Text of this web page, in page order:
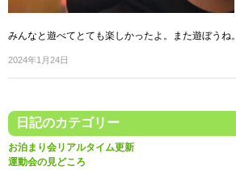
みんなと遊べてとても楽しかったよ。また遊ぼうね。
2024年1月24日
日記のカテゴリー
お泊まり会リアルタイム更新
運動会の見どころ